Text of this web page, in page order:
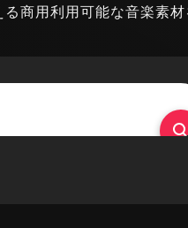
商用利用可能な音楽素材